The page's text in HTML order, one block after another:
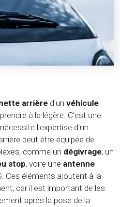
arrière d'un véhicule
à la légère. C'est une
l'expertise d'un
peut être équipée de
comme un dégivrage, un
stop, voire une antenne
Ces éléments ajoutent à la
car il est important de les
après la pose de la